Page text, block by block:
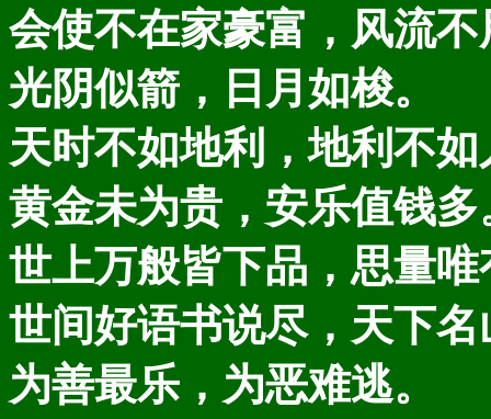
会使不在家豪富，风流
光阴似箭，日月如梭。
天时不如地利，地利不
黄金未为贵，安乐值钱多
世上万般皆下品，思量
世间好语书说尽，天下
为善最乐，为恶难逃。